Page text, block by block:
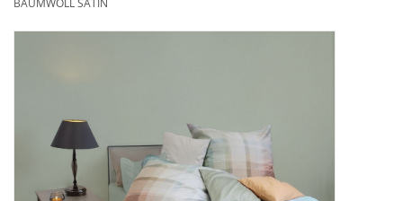
Haus-Bademäntel
Plaids, Decken, Kissen